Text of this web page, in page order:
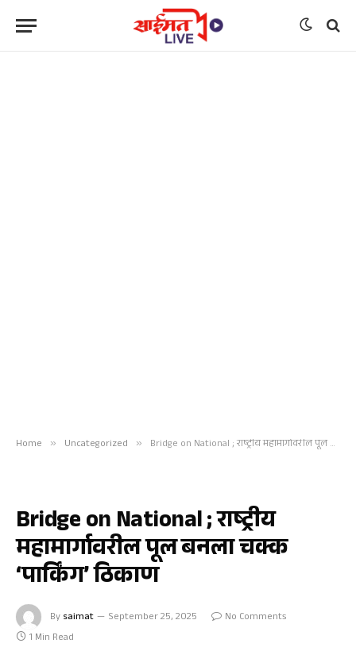
Home » Uncategorized » Bridge on National ; राष्ट्रीय महामार्गावरील पूल बनला चक्क ‘पार्किंग’ ठिकाण
Bridge on National ; राष्ट्रीय
महामार्गावरील पूल बनला चक्क
‘पार्किंग’ ठिकाण
By saimat September 25, 2025
No Comments
1 Min Read